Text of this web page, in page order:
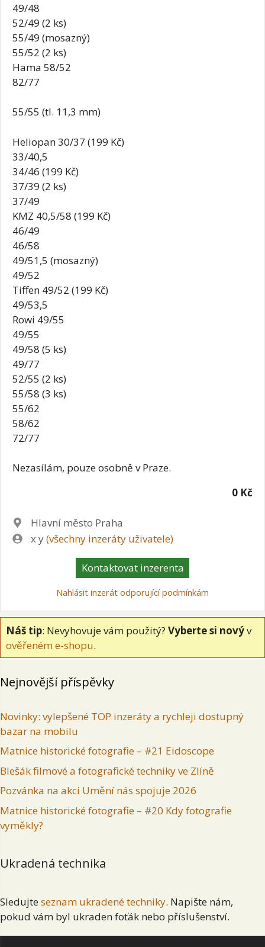
49/48
52/49 (2 ks)
55/49 (mosazný)
55/52 (2 ks)
Hama 58/52
82/77
55/55 (tl. 11,3 mm)
Heliopan 30/37 (199 Kč)
33/40,5
34/46 (199 Kč)
37/39 (2 ks)
37/49
KMZ 40,5/58 (199 Kč)
46/49
46/58
49/51,5 (mosazný)
49/52
Tiffen 49/52 (199 Kč)
49/53,5
Rowi 49/55
49/55
49/58 (5 ks)
49/77
52/55 (2 ks)
55/58 (3 ks)
55/62
58/62
72/77
Nezasílám, pouze osobně v Praze.
0 Kč
Lokalita
Hlavní město Praha
Zadavatel
x y(všechny inzeráty uživatele)
Kontaktovat inzerenta
Nahlásit inzerát odporující podmínkám
Náš tip: Nevyhovuje vám použitý? Vyberte si novýv
ověřeném e-shopu.
Nejnovější příspěvky
Novinky: vylepšené TOP inzeráty a rychleji dostupný
bazar na mobilu
Matnice historické fotografie – #21 Eidoscope
Blešák filmové a fotografické techniky ve Zlíně
Pozvánka na akci Umění nás spojuje 2026
Matnice historické fotografie – #20 Kdy fotografie
vyměkly?
Ukradená technika
Sledujte seznam ukradené techniky. Napište nám,
pokud vám byl ukraden foťák nebo příslušenství.